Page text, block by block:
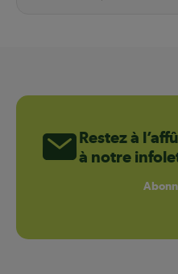
Restez à
à notre